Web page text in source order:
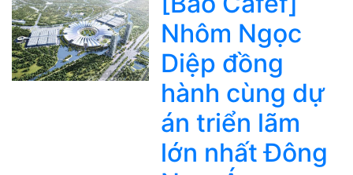
Nhôm Ngọc
Diệp đồng
hành cùng dự
án triển lãm
lớn nhất Đông